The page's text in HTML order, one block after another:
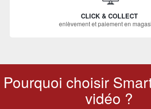
CLICK & COLLECT
enlèvement et paiement en
Pourquoi choisir
vidéo ?